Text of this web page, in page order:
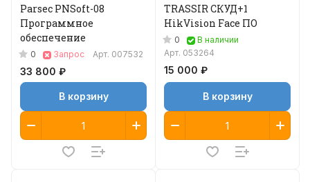
Parsec PNSoft-08
Программное
обеспечение
0 Запрос Арт. 007532
33 800 ₽
В корзину
TRASSIR СКУД+1
HikVision Face ПО
0
В наличии
Арт. 053264
15 000 ₽
В корзину